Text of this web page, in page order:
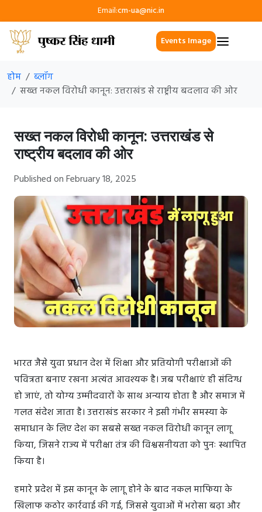
Email:cm-ua@nic.in
Events Image
होम
ब्लॉग
सख्त नकल विरोधी कानून: उत्तराखंड से राष्ट्रीय बदलाव की ओर
सख्त नकल विरोधी कानून: उत्तराखंड से
राष्ट्रीय बदलाव की ओर
Published on February 18, 2025
भारत जैसे युवा प्रधान देश में शिक्षा और प्रतियोगी परीक्षाओं की
पवित्रता बनाए रखना अत्यंत आवश्यक है। जब परीक्षाएं ही संदिग्ध
हो जाएं, तो योग्य उम्मीदवारों के साथ अन्याय होता है और समाज में
गलत संदेश जाता है। उत्तराखंड सरकार ने इसी गंभीर समस्या के
समाधान के लिए देश का सबसे सख्त नकल विरोधी कानून लागू
किया, जिसने राज्य में परीक्षा तंत्र की विश्वसनीयता को पुनः स्थापित
किया है।
हमारे प्रदेश में इस कानून के लागू होने के बाद नकल माफिया के
खिलाफ कठोर कार्रवाई की गई, जिससे युवाओं में भरोसा बढ़ा और